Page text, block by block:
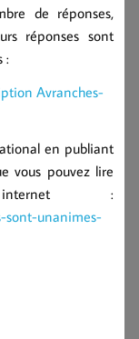
de réponses,
réponses sont
:
Avranches-
en publiant
vous pouvez lire
:
sont-unanimes-